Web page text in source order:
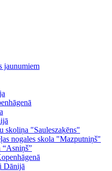
jaunumiem
skoliņa "Sauleszaķēns"
nogales skola "Mazputniņš"
“Asniņš”
Dānijā